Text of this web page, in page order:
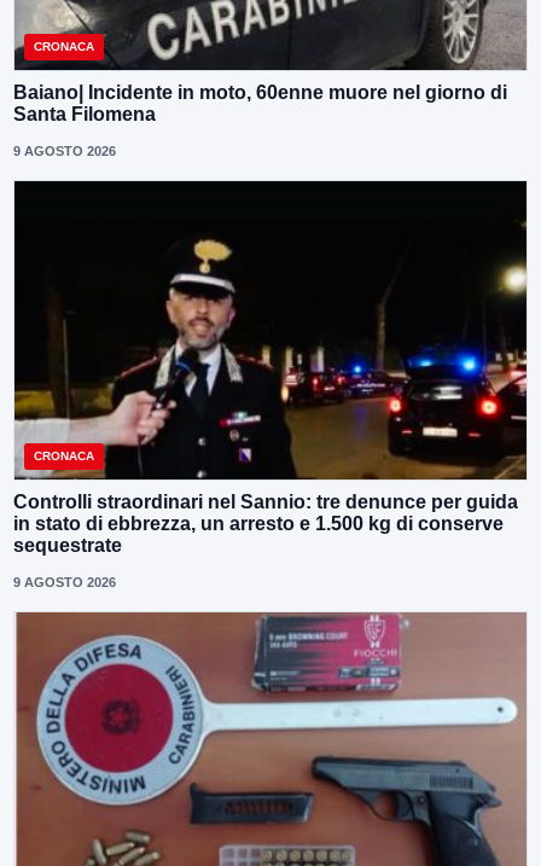
CRONACA
Baiano| Incidente in moto, 60enne muore nel giorno di
Santa Filomena
9 AGOSTO 2026
CRONACA
Controlli straordinari nel Sannio: tre denunce per guida
in stato di ebbrezza, un arresto e 1.500 kg di conserve
sequestrate
9 AGOSTO 2026